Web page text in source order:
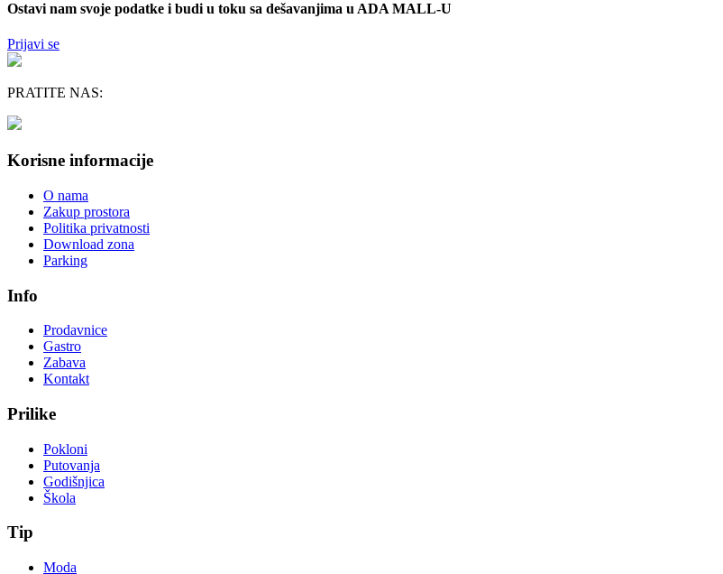
Ostavi nam svoje podatke i budi u toku sa dešavanjima u ADA MALL-U
Prijavi se
PRATITE NAS:
Korisne informacije
O nama
Zakup prostora
Politika privatnosti
Download zona
Parking
Info
Prodavnice
Gastro
Zabava
Kontakt
Prilike
Pokloni
Putovanja
Godišnjica
Škola
Tip
Moda